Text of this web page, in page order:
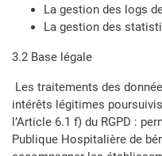
La gestion des logs
La gestion des
3.2 Base légale
Les traitements des
intérêts légitimes
l’Article 6.1 f) du RGPD :
Publique Hospitalière de